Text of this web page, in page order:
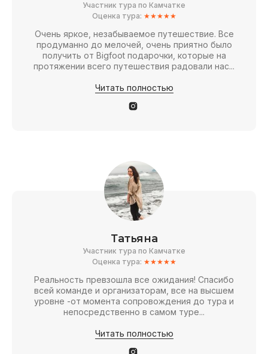
Участник тура по Камчатке
Оценка тура: ★★★★★
Очень яркое, незабываемое путешествие. Все
продуманно до мелочей, очень приятно было
получить от Bigfoot подарочки, которые на
протяжении всего путешествия радовали нас...
Читать полностью
Татьяна
Участник тура по Камчатке
Оценка тура: ★★★★★
Реальность превзошла все ожидания! Спасибо
всей команде и организаторам, все на высшем
уровне -от момента сопровождения до тура и
непосредственно в самом туре...
Читать полностью